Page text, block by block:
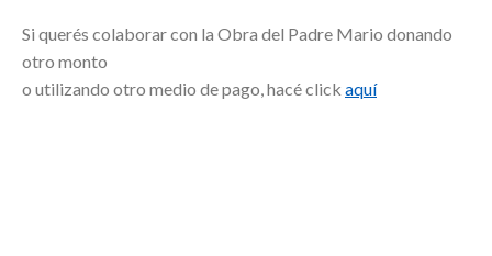
Si querés colaborar con la Obra del Padre Mario donando
otro monto
o utilizando otro medio de pago, hacé click aquí